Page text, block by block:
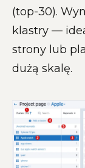
(top-30).
klastry —
strony lub
dużą skalę.